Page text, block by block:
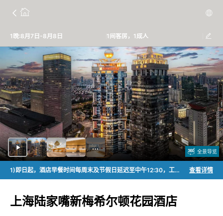
1晚:8月7日-8月8日 1间客房，1成人
全景导览
1)即日起，酒店早餐时间每周末及节假日延迟至中午12:30，工作日早餐运营时间维持不变 2)7/1-7/31 首次入住送娃娃机代币2枚 3)7/3-10/7 首次入住赠送千金之家-马王堆汉墓国宝艺术大展9折购票券一张 4)7.1-8.31 花园尊享大床房/花园套房/花园豪华套房 首次入住可获得哈根达斯冰激凌75ml一杯 查看详情
上海陆家嘴新梅希尔顿花园酒店